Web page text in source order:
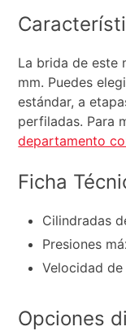
La brida de este
mm. Puedes
estándar, a
perfiladas. Para
departamento
Ficha
Cilindradas
Presiones
Velocidad
Opciones